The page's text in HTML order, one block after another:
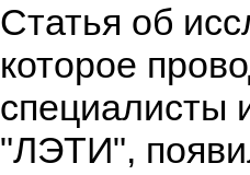
Статья об
которое
"ЛЭТИ",